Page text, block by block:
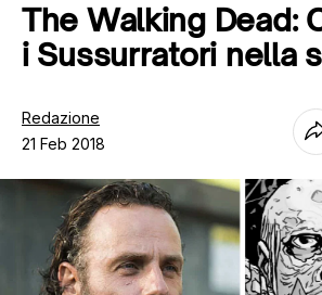
Tutti gli articoli
Chi siamo
Contatti
The Walking Dead:
i Sussurratori nella
Redazione
21 Feb 2018